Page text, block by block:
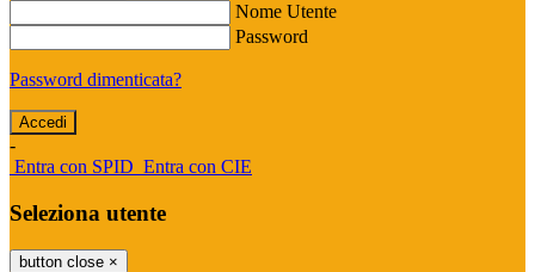
Nome Utente
Password
Password dimenticata?
-
Entra con SPID Entra con CIE
Seleziona utente
button close ×